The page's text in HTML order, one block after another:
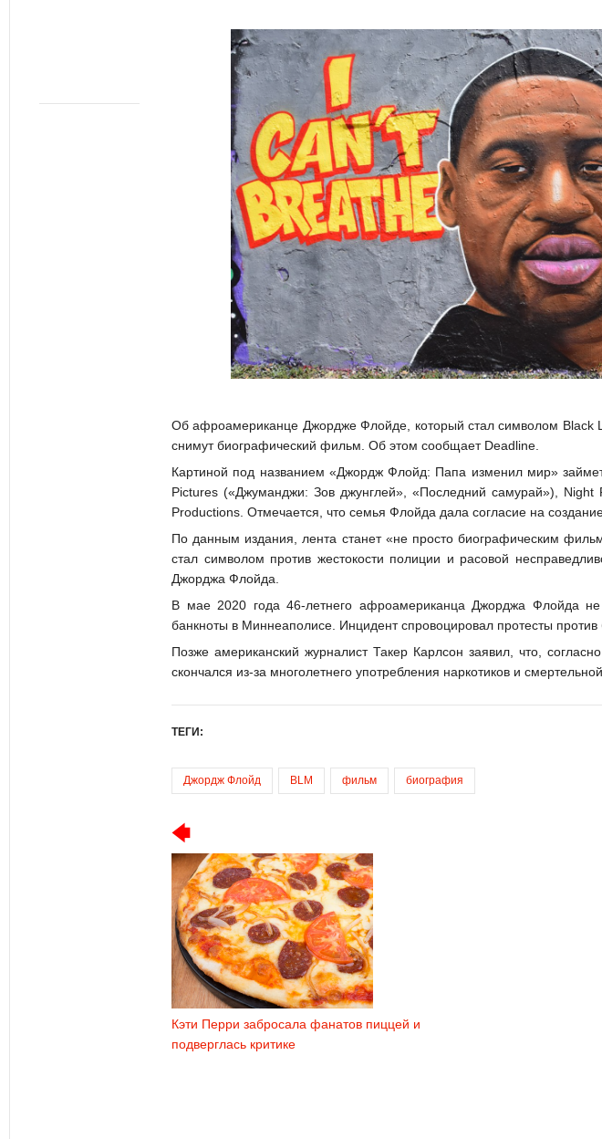
Об афроамериканце Джордже Флойде, который стал символом Black
снимут биографический фильм. Об этом сообщает Deadline.
Картиной под названием «Джордж Флойд: Папа изменил мир»
Pictures («Джуманджи: Зов джунглей», «Последний самурай»),
Productions. Отмечается, что семья Флойда дала согласие на создание
По данным издания, лента станет «не просто биографическим
стал символом против жестокости полиции и расовой
Джорджа Флойда.
В мае 2020 года 46-летнего афроамериканца Джорджа Флойда
банкноты в Миннеаполисе. Инцидент спровоцировал протесты против
Позже американский журналист Такер Карлсон заявил, что,
скончался из-за многолетнего употребления наркотиков и
ТЕГИ:
Джордж Флойд BLM фильм биография
Кэти Перри забросала фанатов пиццей и
подверглась критике